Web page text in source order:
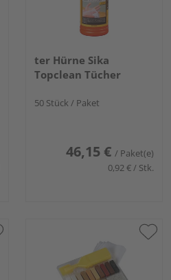
ter Hürne Sika
Topclean Tücher
50 Stück / Paket
46,15 € / Paket(e)
0,92 € / Stk.